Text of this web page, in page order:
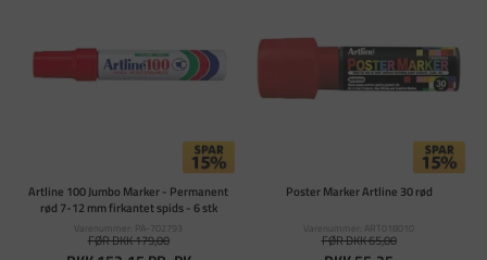
Artline 100 Jumbo Marker - Permanent
rød 7-12 mm firkantet spids - 6 stk
Varenummer: PA-702793
FØR DKK 179,00
Poster Marker Artline 30 rød
Varenummer: ART018010
FØR DKK 65,00